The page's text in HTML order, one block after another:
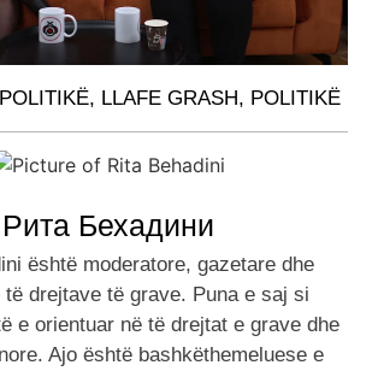
, LLAFE GRASH, POLITIKË
Рита Бехадини
është moderatore, gazetare dhe
drejtave të grave. Puna e saj si
e orientuar në të drejtat e grave dhe
Ajo është bashkëthemeluese e